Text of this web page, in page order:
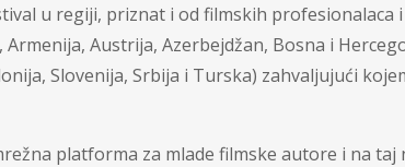
u regiji, priznat i od filmskih profesionalaca
Austrija, Azerbejdžan, Bosna i
Slovenija, Srbija i Turska) zahvaljujući
platforma za mlade filmske autore i na